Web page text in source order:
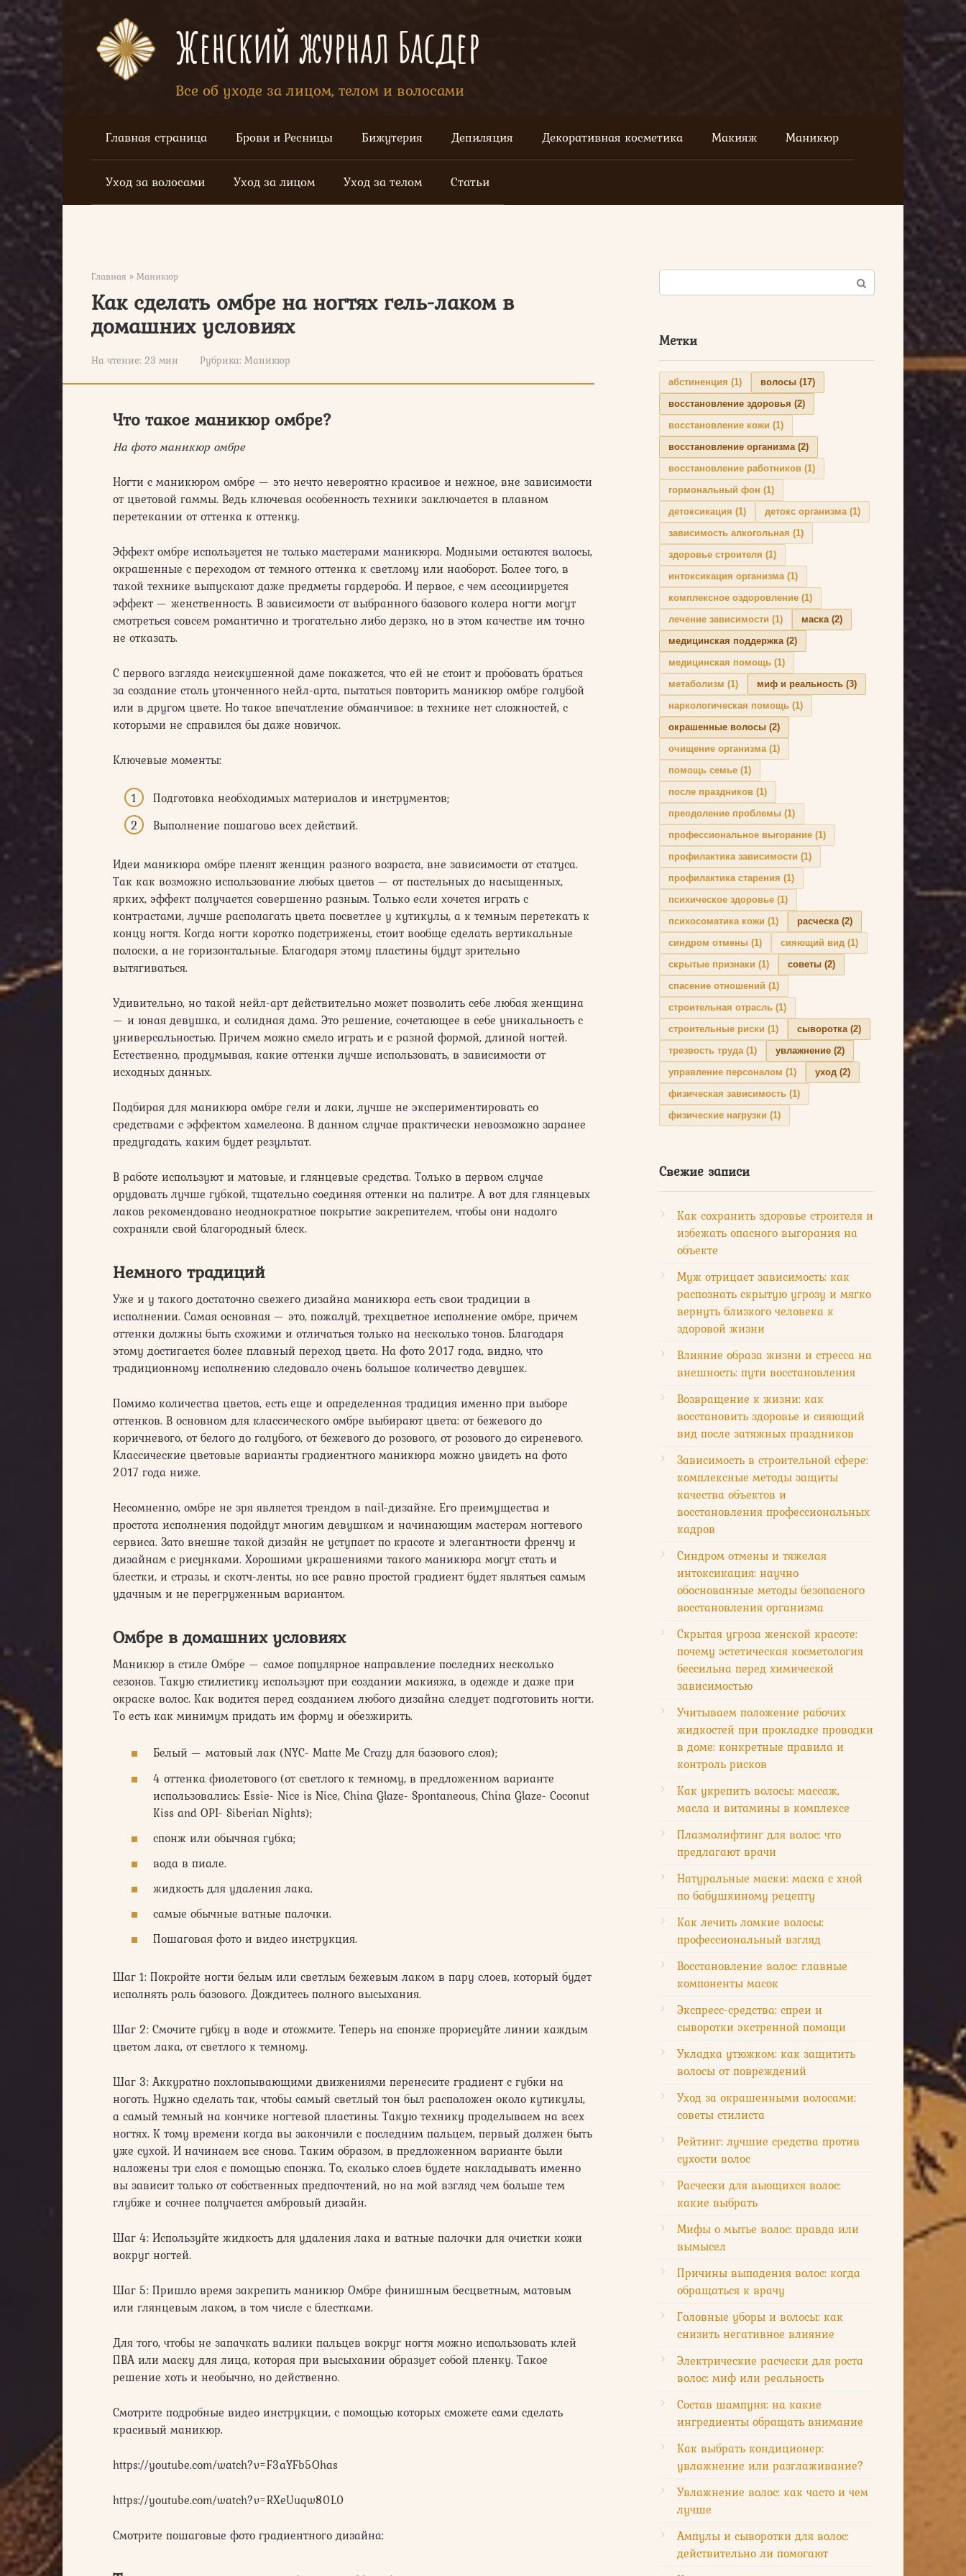
Перейти
к
контенту
Женский журнал Басдер
Все об уходе за лицом, телом и волосами
Главная страница Брови и Ресницы Бижутерия Депиляция Декоративная косметика Макияж Маникюр
Уход за волосами Уход за лицом Уход за телом Статьи
Главная » Маникюр
Как сделать омбре на ногтях гель-лаком в
домашних условиях
На чтение: 23 мин Рубрика: Маникюр
Что такое маникюр омбре?
На фото маникюр омбре
Ногти с маникюром омбре — это нечто невероятно красивое и нежное, вне зависимости
от цветовой гаммы. Ведь ключевая особенность техники заключается в плавном
перетекании от оттенка к оттенку.
Эффект омбре используется не только мастерами маникюра. Модными остаются волосы,
окрашенные с переходом от темного оттенка к светлому или наоборот. Более того, в
такой технике выпускают даже предметы гардероба. И первое, с чем ассоциируется
эффект — женственность. В зависимости от выбранного базового колера ногти могут
смотреться совсем романтично и трогательно либо дерзко, но в этом качестве им точно
не отказать.
С первого взгляда неискушенной даме покажется, что ей не стоит и пробовать браться
за создание столь утонченного нейл-арта, пытаться повторить маникюр омбре голубой
или в другом цвете. Но такое впечатление обманчивое: в технике нет сложностей, с
которыми не справился бы даже новичок.
Ключевые моменты:
Подготовка необходимых материалов и инструментов;
Выполнение пошагово всех действий.
Идеи маникюра омбре пленят женщин разного возраста, вне зависимости от статуса.
Так как возможно использование любых цветов — от пастельных до насыщенных,
ярких, эффект получается совершенно разным. Только если хочется играть с
контрастами, лучше располагать цвета посветлее у кутикулы, а к темным перетекать к
концу ногтя. Когда ногти коротко подстрижены, стоит вообще сделать вертикальные
полоски, а не горизонтальные. Благодаря этому пластины будут зрительно
вытягиваться.
Удивительно, но такой нейл-арт действительно может позволить себе любая женщина
— и юная девушка, и солидная дама. Это решение, сочетающее в себе уникальность с
универсальностью. Причем можно смело играть и с разной формой, длиной ногтей.
Естественно, продумывая, какие оттенки лучше использовать, в зависимости от
исходных данных.
Подбирая для маникюра омбре гели и лаки, лучше не экспериментировать со
средствами с эффектом хамелеона. В данном случае практически невозможно заранее
предугадать, каким будет результат.
В работе используют и матовые, и глянцевые средства. Только в первом случае
орудовать лучше губкой, тщательно соединяя оттенки на палитре. А вот для глянцевых
лаков рекомендовано неоднократное покрытие закрепителем, чтобы они надолго
сохраняли свой благородный блеск.
Немного традиций
Уже и у такого достаточно свежего дизайна маникюра есть свои традиции в
исполнении. Самая основная — это, пожалуй, трехцветное исполнение омбре, причем
оттенки должны быть схожими и отличаться только на несколько тонов. Благодаря
этому достигается более плавный переход цвета. На фото 2017 года, видно, что
традиционному исполнению следовало очень большое количество девушек.
Помимо количества цветов, есть еще и определенная традиция именно при выборе
оттенков. В основном для классического омбре выбирают цвета: от бежевого до
коричневого, от белого до голубого, от бежевого до розового, от розового до сиреневого.
Классические цветовые варианты градиентного маникюра можно увидеть на фото
2017 года ниже.
Несомненно, омбре не зря является трендом в nail-дизайне. Его преимущества и
простота исполнения подойдут многим девушкам и начинающим мастерам ногтевого
сервиса. Зато внешне такой дизайн не уступает по красоте и элегантности френчу и
дизайнам с рисунками. Хорошими украшениями такого маникюра могут стать и
блестки, и стразы, и скотч-ленты, но все равно простой градиент будет являться самым
удачным и не перегруженным вариантом.
Омбре в домашних условиях
Маникюр в стиле Омбре — самое популярное направление последних несколько
сезонов. Такую стилистику используют при создании макияжа, в одежде и даже при
окраске волос. Как водится перед созданием любого дизайна следует подготовить ногти.
То есть как минимум придать им форму и обезжирить.
Белый — матовый лак (NYC- Matte Me Crazy для базового слоя);
4 оттенка фиолетового (от светлого к темному, в предложенном варианте
использовались: Essie- Nice is Nice, China Glaze- Spontaneous, China Glaze- Coconut
Kiss and OPI- Siberian Nights);
спонж или обычная губка;
вода в пиале.
жидкость для удаления лака.
самые обычные ватные палочки.
Пошаговая фото и видео инструкция.
Шаг 1: Покройте ногти белым или светлым бежевым лаком в пару слоев, который будет
исполнять роль базового. Дождитесь полного высыхания.
Шаг 2: Смочите губку в воде и отожмите. Теперь на спонже прорисуйте линии каждым
цветом лака, от светлого к темному.
Шаг 3: Аккуратно похлопывающими движениями перенесите градиент с губки на
ноготь. Нужно сделать так, чтобы самый светлый тон был расположен около кутикулы,
а самый темный на кончике ногтевой пластины. Такую технику проделываем на всех
ногтях. К тому времени когда вы закончили с последним пальцем, первый должен быть
уже сухой. И начинаем все снова. Таким образом, в предложенном варианте были
наложены три слоя с помощью спонжа. То, сколько слоев будете накладывать именно
вы зависит только от собственных предпочтений, но на мой взгляд чем больше тем
глубже и сочнее получается амбровый дизайн.
Шаг 4: Используйте жидкость для удаления лака и ватные палочки для очистки кожи
вокруг ногтей.
Шаг 5: Пришло время закрепить маникюр Омбре финишным бесцветным, матовым
или глянцевым лаком, в том числе с блестками.
Для того, чтобы не запачкать валики пальцев вокруг ногтя можно использовать клей
ПВА или маску для лица, которая при высыхании образует собой пленку. Такое
решение хоть и необычно, но действенно.
Смотрите подробные видео инструкции, с помощью которых сможете сами сделать
красивый маникюр.
https://youtube.com/watch?v=F3aYFb5Ohas
https://youtube.com/watch?v=RXeUuqw80L0
Смотрите пошаговые фото градиентного дизайна:
Поиск:
Метки
абстиненция (1) волосы (17)
восстановление здоровья (2)
восстановление кожи (1)
восстановление организма(2)
восстановление работников (1)
гормональный фон (1)
детоксикация (1) детокс организма(1)
зависимость алкогольная (1)
здоровье строителя (1)
интоксикация организма(1)
комплексное оздоровление (1)
лечение зависимости (1) маска(2)
медицинская поддержка(2)
медицинская помощь (1)
метаболизм (1) миф и реальность (3)
наркологическая помощь (1)
окрашенные волосы (2)
очищение организма(1)
помощь семье (1)
после праздников (1)
преодоление проблемы (1)
профессиональное выгорание (1)
профилактика зависимости (1)
профилактика старения (1)
психическое здоровье (1)
психосоматика кожи (1) расческа(2)
синдром отмены (1) сияющий вид (1)
скрытые признаки (1) советы (2)
спасение отношений (1)
строительная отрасль (1)
строительные риски (1) сыворотка(2)
трезвость труда(1) увлажнение (2)
управление персоналом (1) уход (2)
физическая зависимость (1)
физические нагрузки (1)
Свежие записи
Как сохранить здоровье строителя и
избежать опасного выгорания на
объекте
Муж отрицает зависимость: как
распознать скрытую угрозу и мягко
вернуть близкого человека к
здоровой жизни
Влияние образа жизни и стресса на
внешность: пути восстановления
Возвращение к жизни: как
восстановить здоровье и сияющий
вид после затяжных праздников
Зависимость в строительной сфере:
комплексные методы защиты
качества объектов и
восстановления профессиональных
кадров
Синдром отмены и тяжелая
интоксикация: научно
обоснованные методы безопасного
восстановления организма
Скрытая угроза женской красоте:
почему эстетическая косметология
бессильна перед химической
зависимостью
Учитываем положение рабочих
жидкостей при прокладке проводки
в доме: конкретные правила и
контроль рисков
Как укрепить волосы: массаж,
масла и витамины в комплексе
Плазмолифтинг для волос: что
предлагают врачи
Натуральные маски: маска с хной
по бабушкиному рецепту
Как лечить ломкие волосы:
профессиональный взгляд
Восстановление волос: главные
компоненты масок
Экспресс-средства: спреи и
сыворотки экстренной помощи
Укладка утюжком: как защитить
волосы от повреждений
Уход за окрашенными волосами:
советы стилиста
Рейтинг: лучшие средства против
сухости волос
Расчески для вьющихся волос:
какие выбрать
Мифы о мытье волос: правда или
вымысел
Причины выпадения волос: когда
обращаться к врачу
Головные уборы и волосы: как
снизить негативное влияние
Электрические расчески для роста
волос: миф или реальность
Состав шампуня: на какие
ингредиенты обращать внимание
Как выбрать кондиционер:
увлажнение или разглаживание?
Увлажнение волос: как часто и чем
лучше
Ампулы и сыворотки для волос:
действительно ли помогают